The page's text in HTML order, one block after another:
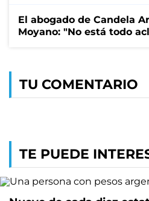
El abogado de Candela
Moyano: "No está todo
TU COMENTARIO
TE PUEDE